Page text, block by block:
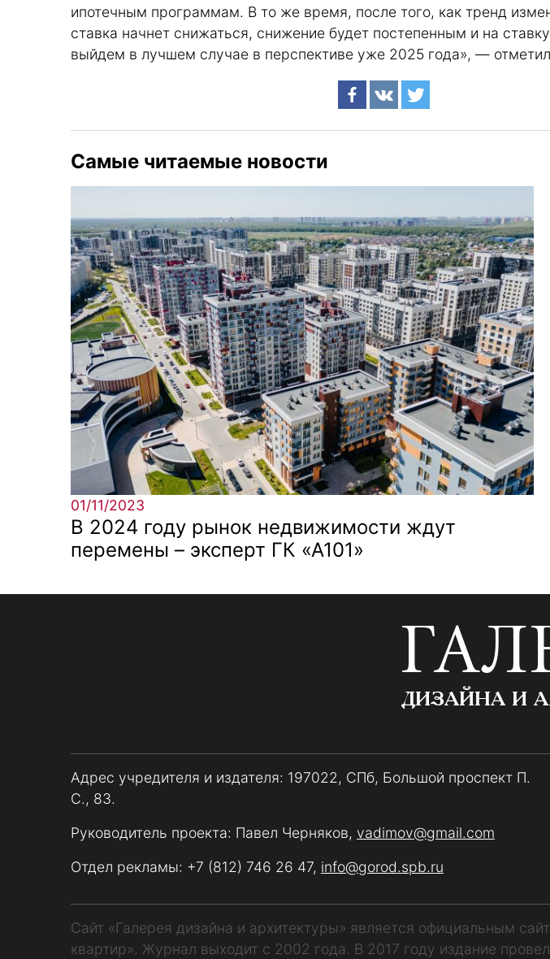
ипотечным программам. В то же время, после того, как тренд
ставка начнет снижаться, снижение будет постепенным и на
выйдем в лучшем случае в перспективе уже 2025 года», —
Самые читаемые новости
01/11/2023
В 2024 году рынок недвижимости ждут
перемены – эксперт ГК «А101»
ДИЗАЙНА И
Адрес учредителя и издателя: 197022, СПб, Большой проспект П.
С., 83.
Руководитель проекта: Павел Черняков, vadimov@gmail.com
Отдел рекламы: +7 (812) 746 26 47, info@gorod.spb.ru
Сайт «Галерея дизайна и архитектуры» является официальным
квартир». Журнал выходит с 2002 года. В 2017 году издание